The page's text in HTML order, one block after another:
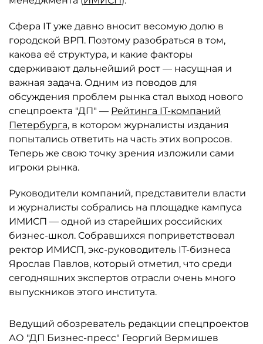
Сфера IT уже давно вносит весомую долю в
городской ВРП. Поэтому разобраться в том,
какова её структура, и какие факторы
сдерживают дальнейший рост — насущная и
важная задача. Одним из поводов для
обсуждения проблем рынка стал выход нового
спецпроекта "ДП" — Рейтинга IT-компаний
Петербурга, в котором журналисты издания
попытались ответить на часть этих вопросов.
Теперь же свою точку зрения изложили сами
игроки рынка.
Руководители компаний, представители власти
и журналисты собрались на площадке кампуса
ИМИСП — одной из старейших российских
бизнес-школ. Собравшихся поприветствовал
ректор ИМИСП, экс-руководитель IT-бизнеса
Ярослав Павлов, который отметил, что среди
сегодняшних экспертов отрасли очень много
выпускников этого института.
Ведущий обозреватель редакции спецпроектов
АО "ДП Бизнес-пресс" Георгий Вермишев